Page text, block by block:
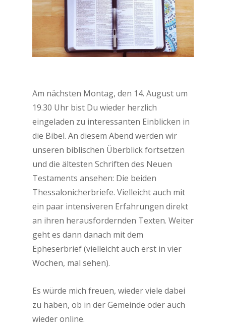
Am nächsten Montag, den 14. August um
19.30 Uhr bist Du wieder herzlich
eingeladen zu interessanten Einblicken in
die Bibel. An diesem Abend werden wir
unseren biblischen Überblick fortsetzen
und die ältesten Schriften des Neuen
Testaments ansehen: Die beiden
Thessalonicherbriefe. Vielleicht auch mit
ein paar intensiveren Erfahrungen direkt
an ihren herausfordernden Texten. Weiter
geht es dann danach mit dem
Epheserbrief (vielleicht auch erst in vier
Wochen, mal sehen).
Es würde mich freuen, wieder viele dabei
zu haben, ob in der Gemeinde oder auch
wieder online.